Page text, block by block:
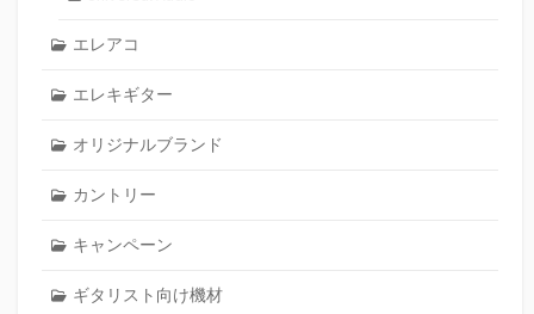
エレアコ
エレキギター
オリジナルブランド
カントリー
キャンペーン
ギタリスト向け機材